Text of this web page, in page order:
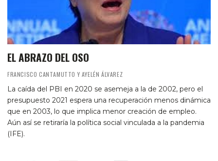
EL ABRAZO DEL OSO
FRANCISCO CANTAMUTTO Y AYELÉN ÁLVAREZ
La caída del PBI en 2020 se asemeja a la de 2002, pero el
presupuesto 2021 espera una recuperación menos dinámica
que en 2003, lo que implica menor creación de empleo.
Aún así se retiraría la política social vinculada a la pandemia
(IFE).